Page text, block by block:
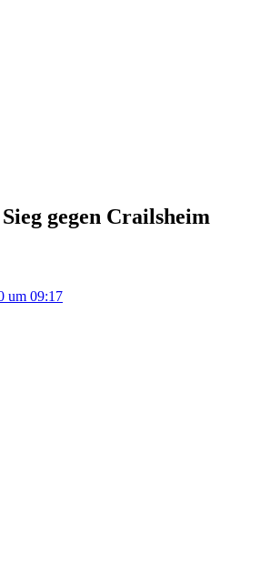
gegen Crailsheim
um 09:17